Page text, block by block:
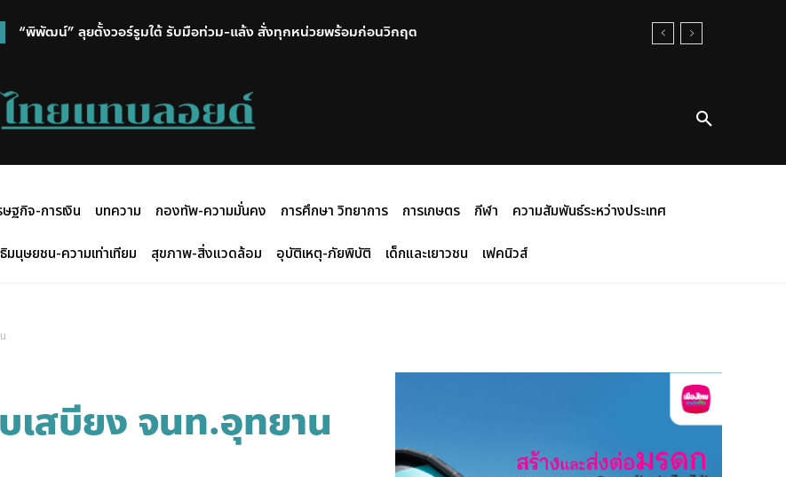
“พิพัฒน์” ลุยตั้งวอร์รูมใต้ รับมือท่วม-แล้ง สั่งทุกหน่วยพร้อมก่อนวิกฤต
ษฐกิจ-การเงิน บทความ กองทัพ-ความมั่นคง การศึกษา วิทยาการ การเกษตร กีฬา
ความสัมพันธ์ระหว่างประเทศ
มนุษยชน-ความเท่าเทียม สุขภาพ-สิ่งแวดล้อม อุบัติเหตุ-ภัยพิบัติ เด็กและเยาวชน เฟคนิวส์
เสบียง จนท.อุทยาน